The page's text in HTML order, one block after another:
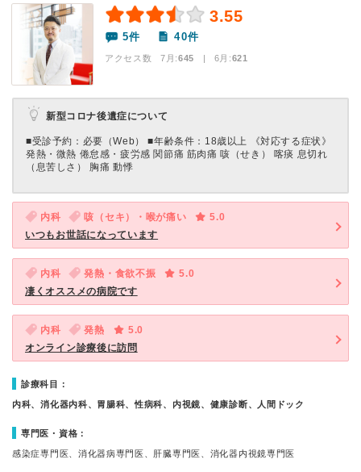
3.55
5件 40件
アクセス数 7月:645 | 6月:621
新型コロナ後遺症について
■受診予約：必要（Web） ■年齢条件：18歳以上 《対応する症状》
発熱・微熱 倦怠感・疲労感 関節痛 筋肉痛 咳（せき） 喀痰 息切れ
（息苦しさ） 胸痛 動悸
内科 咳（セキ）・喉が痛い
5.0
いつもお世話になっています
内科 発熱・食欲不振
5.0
凄くオススメの病院です
内科 発熱
5.0
オンライン診療後に訪問
診療科目：
内科、消化器内科、胃腸科、性病科、内視鏡、健康診断、人間ドック
専門医・資格：
感染症専門医、消化器病専門医、肝臓専門医、消化器内視鏡専門医